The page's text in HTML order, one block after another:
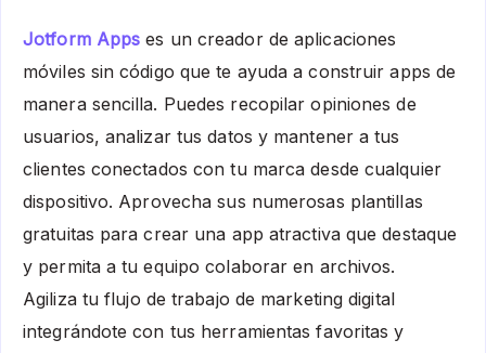
Jotform Apps es un creador de aplicaciones
móviles sin código que te ayuda a construir apps de
manera sencilla. Puedes recopilar opiniones de
usuarios, analizar tus datos y mantener a tus
clientes conectados con tu marca desde cualquier
dispositivo. Aprovecha sus numerosas plantillas
gratuitas para crear una app atractiva que destaque
y permita a tu equipo colaborar en archivos.
Agiliza tu flujo de trabajo de marketing digital
integrándote con tus herramientas favoritas y